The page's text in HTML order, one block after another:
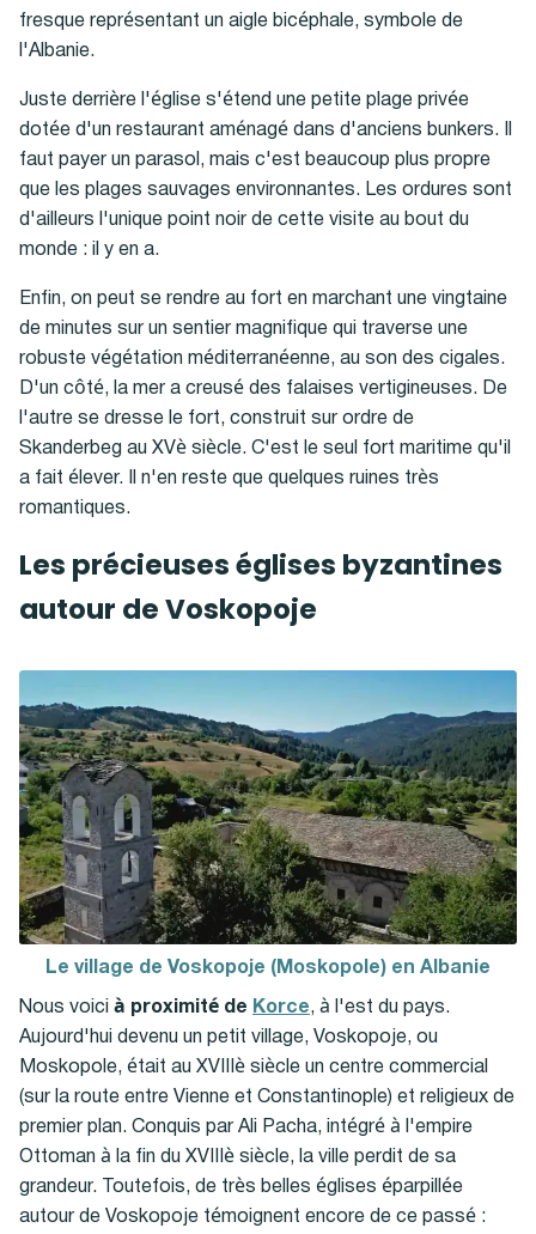
fresque représentant un aigle bicéphale, symbole de
l'Albanie.
Juste derrière l'église s'étend une petite plage privée
dotée d'un restaurant aménagé dans d'anciens bunkers. Il
faut payer un parasol, mais c'est beaucoup plus propre
que les plages sauvages environnantes. Les ordures sont
d'ailleurs l'unique point noir de cette visite au bout du
monde : il y en a.
Enfin, on peut se rendre au fort en marchant une vingtaine
de minutes sur un sentier magnifique qui traverse une
robuste végétation méditerranéenne, au son des cigales.
D'un côté, la mer a creusé des falaises vertigineuses. De
l'autre se dresse le fort, construit sur ordre de
Skanderbeg au XVè siècle. C'est le seul fort maritime qu'il
a fait élever. Il n'en reste que quelques ruines très
romantiques.
Les précieuses églises byzantines
autour de Voskopoje
Le village de Voskopoje (Moskopole) en Albanie
Nous voici à proximité de Korce, à l'est du pays.
Aujourd'hui devenu un petit village, Voskopoje, ou
Moskopole, était au XVIIIè siècle un centre commercial
(sur la route entre Vienne et Constantinople) et religieux de
premier plan. Conquis par Ali Pacha, intégré à l'empire
Ottoman à la fin du XVIIIè siècle, la ville perdit de sa
grandeur. Toutefois, de très belles églises éparpillée
autour de Voskopoje témoignent encore de ce passé :